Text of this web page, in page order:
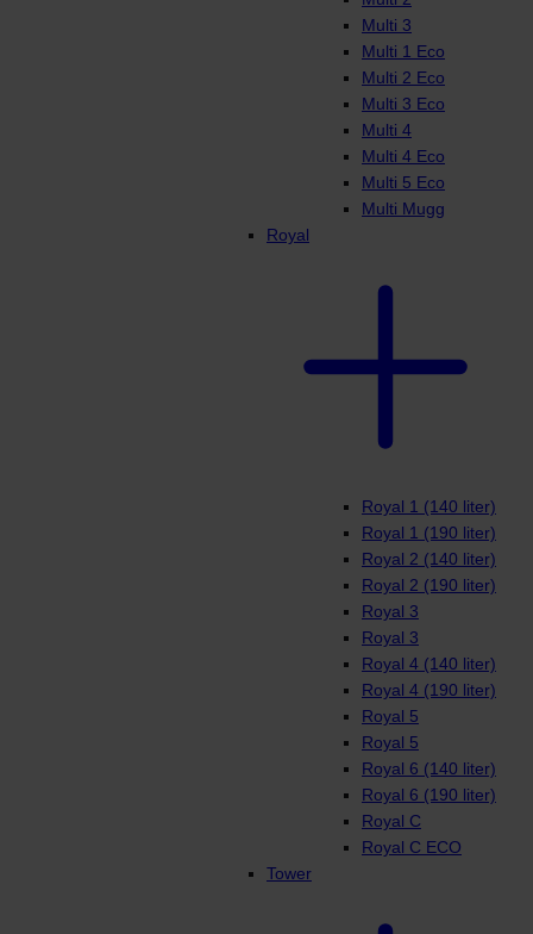
Multi 3
Multi 1 Eco
Multi 2 Eco
Multi 3 Eco
Multi 4
Multi 4 Eco
Multi 5 Eco
Multi Mugg
Royal
Royal 1 (140 liter)
Royal 1 (190 liter)
Royal 2 (140 liter)
Royal 2 (190 liter)
Royal 3
Royal 3
Royal 4 (140 liter)
Royal 4 (190 liter)
Royal 5
Royal 5
Royal 6 (140 liter)
Royal 6 (190 liter)
Royal C
Royal C ECO
Tower